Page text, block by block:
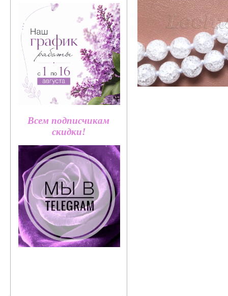
Всем подписчикам
скидки!